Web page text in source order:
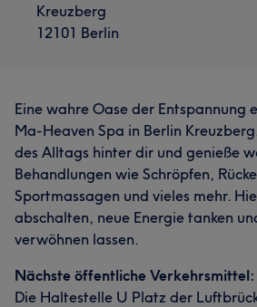
Kreuzberg
12101 Berlin
Eine wahre Oase der Entspannung
Ma-Heaven Spa in Berlin
des Alltags hinter dir und genieße
Behandlungen wie Schröpfen,
Sportmassagen und vieles mehr.
abschalten, neue Energie tanken
verwöhnen lassen.
Nächste öffentliche Verkehrsmittel:
Die Haltestelle U Platz der